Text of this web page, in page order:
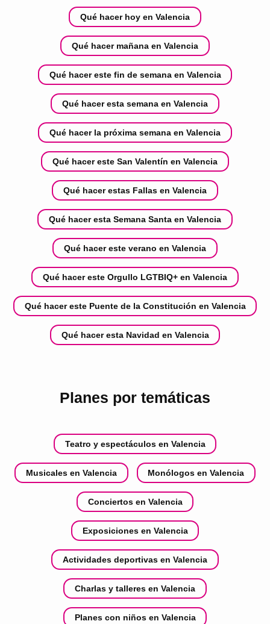
Qué hacer hoy en Valencia
Qué hacer mañana en Valencia
Qué hacer este fin de semana en Valencia
Qué hacer esta semana en Valencia
Qué hacer la próxima semana en Valencia
Qué hacer este San Valentín en Valencia
Qué hacer estas Fallas en Valencia
Qué hacer esta Semana Santa en Valencia
Qué hacer este verano en Valencia
Qué hacer este Orgullo LGTBIQ+ en Valencia
Qué hacer este Puente de la Constitución en Valencia
Qué hacer esta Navidad en Valencia
Planes por temáticas
Teatro y espectáculos en Valencia
Musicales en Valencia Monólogos en Valencia
Conciertos en Valencia
Exposiciones en Valencia
Actividades deportivas en Valencia
Charlas y talleres en Valencia
Planes con niños en Valencia